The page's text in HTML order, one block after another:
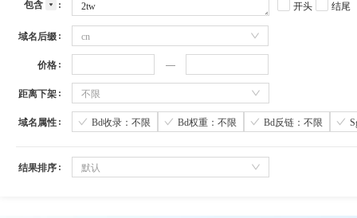
包含 开头 结尾
域名后缀 cn
价格
距离下架 不限
域名属性 Bd收录：不限 Bd权重：不限 Bd反链：不限
结果排序 默认